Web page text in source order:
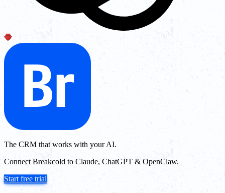
The CRM that works with your AI.
Connect Breakcold to Claude, ChatGPT & OpenClaw.
Start free trial